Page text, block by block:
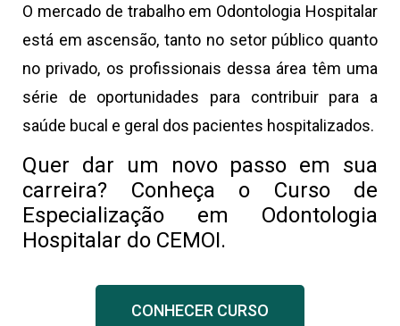
O mercado de trabalho em Odontologia Hospitalar
está em ascensão, tanto no setor público quanto
no privado, os profissionais dessa área têm uma
série de oportunidades para contribuir para a
saúde bucal e geral dos pacientes hospitalizados.
Quer dar um novo passo em sua
carreira? Conheça o Curso de
Especialização em Odontologia
Hospitalar do CEMOI.
CONHECER CURSO